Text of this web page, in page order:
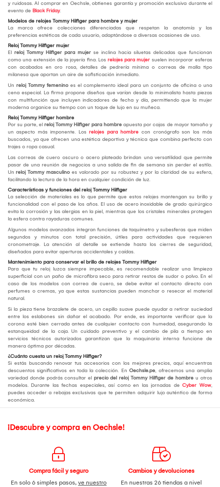
y ruidosas. Al comprar en Oechsle, obtienes garantía y promoción exclusiva durante el
evento de Black Friday.
Modelos de relojes Tommy Hilfiger para hombre y mujer
La marca ofrece colecciones diferenciadas que respetan la anatomía y las
preferencias estéticas de cada usuario, adaptándose a diversas ocasiones de uso.
Reloj Tommy Hilfiger mujer
El reloj Tommy Hilfiger para mujer se inclina hacia siluetas delicadas que funcionan
como una extensión de la joyería fina. Los relojes para mujer suelen incorporar esferas
con acabados en oro rosa, detalles de pedrería mínima o correas de malla tipo
milanesa que aportan un aire de sofisticación inmediato.
Un reloj Tommy femenino es el complemento ideal para un conjunto de oficina o una
cena especial. La firma propone diseños que varían desde lo minimalista hasta piezas
con multifunción que incluyen indicadores de fecha y día, permitiendo que la mujer
moderna organice su tiempo con un toque de lujo en su muñeca.
Reloj Tommy Hilfiger hombre
Por su parte, el reloj Tommy Hilfiger para hombre apuesta por cajas de mayor tamaño y
un aspecto más imponente. Los relojes para hombre con cronógrafo son los más
buscados, ya que ofrecen una estética deportiva y técnica que combina perfecto con
trajes o ropa casual.
Las correas de cuero oscuro o acero plateado brindan una versatilidad que permite
pasar de una reunión de negocios a una salida de fin de semana sin perder el estilo.
Un reloj Tommy masculino es valorado por su robustez y por la claridad de su esfera,
facilitando la lectura de la hora en cualquier condición de luz.
Características y funciones del reloj Tommy Hilfiger
La selección de materiales es lo que permite que estos relojes mantengan su brillo y
funcionalidad con el paso de los años. El uso de acero inoxidable de grado quirúrgico
evita la corrosión y las alergias en la piel, mientras que los cristales minerales protegen
la esfera contra rayaduras comunes.
Algunos modelos avanzados integran funciones de taquímetro y subesferas que miden
segundos y minutos con total precisión, útiles para actividades que requieren
cronometraje. La atención al detalle se extiende hasta los cierres de seguridad,
diseñados para evitar aperturas accidentales y caídas.
Mantenimiento para conservar el brillo de relojes Tommy Hilfiger
Para que tu reloj luzca siempre impecable, es recomendable realizar una limpieza
superficial con un paño de microfibra seco para retirar restos de sudor o polvo. En el
caso de los modelos con correa de cuero, se debe evitar el contacto directo con
perfumes o cremas, ya que estas sustancias pueden manchar o resecar el material
natural.
Si la pieza tiene brazalete de acero, un cepillo suave puede ayudar a retirar suciedad
entre los eslabones sin dañar el acabado. Por ende, es importante verificar que la
corona esté bien cerrada antes de cualquier contacto con humedad, asegurando la
estanqueidad de la caja. Un cuidado preventivo y el cambio de pila a tiempo en
servicios técnicos autorizados garantizan que la maquinaria interna funcione de
manera óptima por décadas.
¿Cuánto cuesta un reloj Tommy Hilfiger?
Si estás buscando renovar tus accesorios con los mejores precios, aquí encuentras
descuentos significativos en toda la colección. En Oechsle.pe, ofrecemos una amplia
variedad donde podrás consultar el precio del reloj Tommy Hilfiger de hombre u otros
modelos. Durante las fechas especiales, así como en las jornadas de Cyber Wow,
puedes acceder a rebajas exclusivas que te permiten adquirir lujo auténtico de forma
económica.
¡Descubre y compra en Oechsle!
Compra fácil y seguro
En solo 6 simples pasos, ve nuestro
Cambios y devoluciones
En nuestras 26 tiendas a nivel